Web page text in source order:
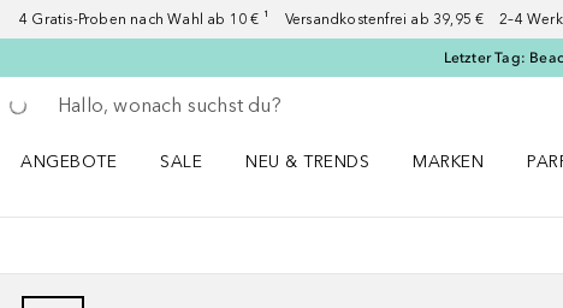
4 Gratis-Proben nach Wahl ab 10 € ¹ Versandkostenfrei ab 39,95 € 2–4
Letzter Tag:
Gehe zurück
Suche ausführen
ANGEBOTE
SALE
NEU & TRENDS
MARKEN